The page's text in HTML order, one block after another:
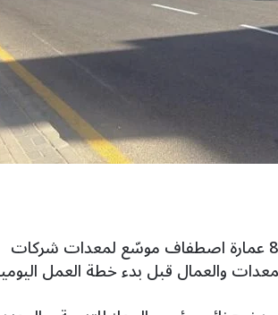
شهد الحي 14 بمدينة العبور الجديدة والذي يضم 859 عمارة اصطفاف موسّع لمعدات شركات
والعمال قبل بدء خطة العمل